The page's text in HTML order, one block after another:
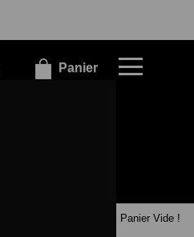
Panier
Panier Vide !